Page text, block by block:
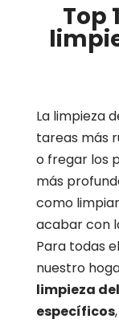
Top
La limpieza
tareas más
o fregar los
más
como
acabar con
Para todas
nuestro
limpieza
específicos